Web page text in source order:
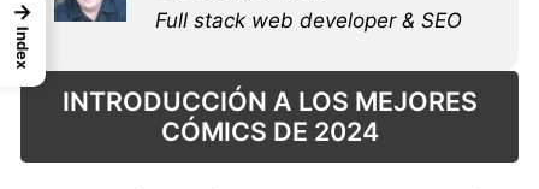
Full stack web developer & SEO
INTRODUCCIÓN A LOS MEJORES
CÓMICS DE 2024
→
Index